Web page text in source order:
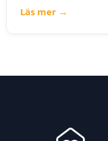
Läs mer →